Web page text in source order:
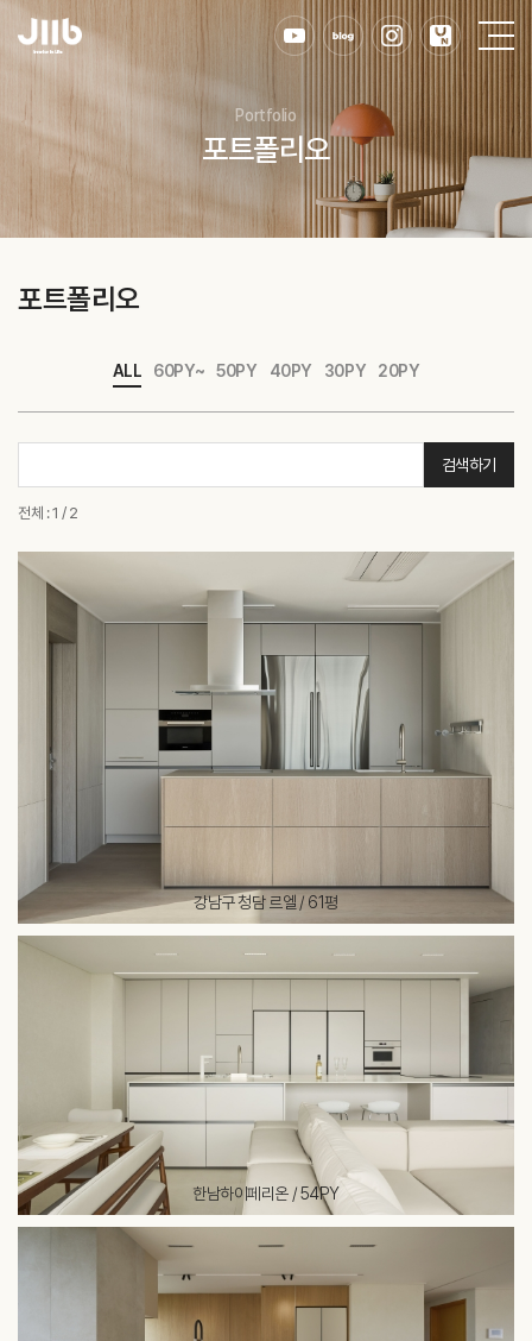
Portfolio
포트폴리오
포트폴리오
ALL 60PY~ 50PY 40PY 30PY 20PY
전체 : 1 / 2
검색하기
강남구 청담 르엘 / 61평
한남하이페리온 / 54PY